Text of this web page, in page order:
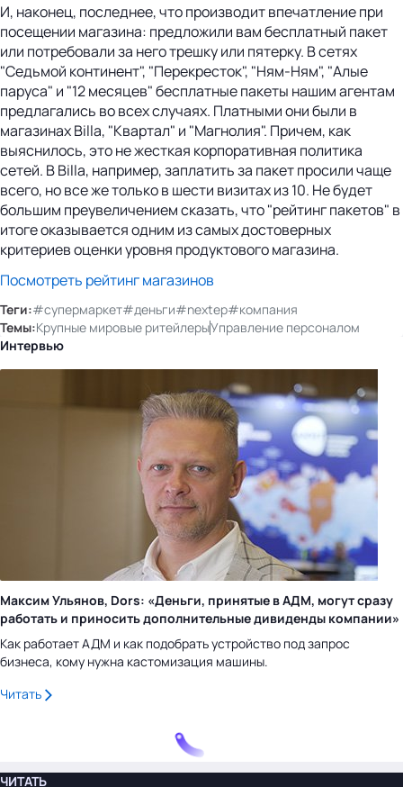
И, наконец, последнее, что производит впечатление при
посещении магазина: предложили вам бесплатный пакет
или потребовали за него трешку или пятерку. В сетях
"Седьмой континент", "Перекресток", "Ням-Ням", "Алые
паруса" и "12 месяцев" бесплатные пакеты нашим агентам
предлагались во всех случаях. Платными они были в
магазинах Billa, "Квартал" и "Магнолия". Причем, как
выяснилось, это не жесткая корпоративная политика
сетей. В Billa, например, заплатить за пакет просили чаще
всего, но все же только в шести визитах из 10. Не будет
большим преувеличением сказать, что "рейтинг пакетов" в
итоге оказывается одним из самых достоверных
критериев оценки уровня продуктового магазина.
Посмотреть рейтинг магазинов
Теги:#супермаркет#деньги#nextep#компания
Темы:Крупные мировые ритейлерыУправление персоналом
Интервью
Максим Ульянов, Dors: «Деньги, принятые в АДМ, могут сразу
работать и приносить дополнительные дивиденды компании»
Как работает АДМ и как подобрать устройство под запрос
бизнеса, кому нужна кастомизация машины.
Читать
ЧИТАТЬ